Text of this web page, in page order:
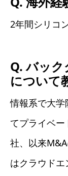
2年間シリコ
Q. バッ
について
情報系で大学
てプライベ
社、以来
はクラウド